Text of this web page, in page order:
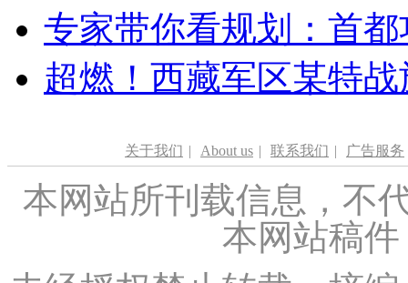
专家带你看规划：首
超燃！西藏军区某特
关于我们 | About us | 联系我们 | 广告服务
本网站所刊载信息，不
本网站稿